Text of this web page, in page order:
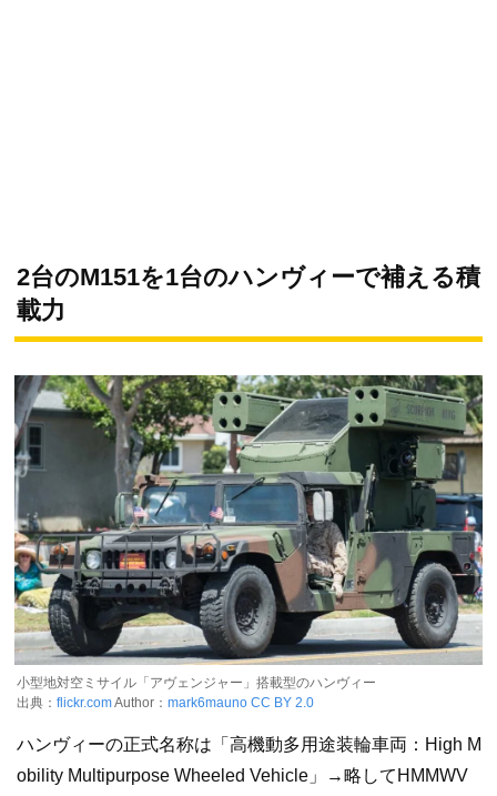
2台のM151を1台のハンヴィーで補える積
載力
小型地対空ミサイル「アヴェンジャー」搭載型のハンヴィー
出典： flickr.comAuthor： mark6mauno CC BY 2.0
ハンヴィーの正式名称は「高機動多用途装輪車両：High M
obility Multipurpose Wheeled Vehicle」→略してHMMWV